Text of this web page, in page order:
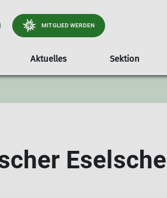
MITGLIED WERDEN
Aktuelles Sektion
Formulare/Dokumente
Vortrag Heinz Zack
Video Alpinathlon 2018
Eselsche